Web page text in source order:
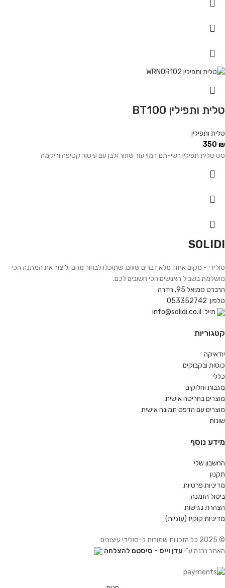
טלית ותפילין BT100
טלית ותפילין
350 ₪
סט טלית תפילין רשי-תם דמוי עור שחור ולבן עם עיטור קטיפה וריקמה
SOLIDI
סולידי - מקום אחד, מלא דברים שווים, שתוכלו לבחור מהם וליצור את המתנה הכי
מושלמת בשביל האנשים הכי חשובים לכם.
הרברט סמואל 95, חדרה
טלפון: 053352742
מייל: info@solidi.co.il
קטגוריות
יודאיקה
כוסות ובקבוקים
כללי
מגבות וחלוקים
מוצרים בחריטה אישית
מוצרים עם הדפס תמונה אישית
שונות
מידע נוסף
החשבון שלי
תקנון
מדיניות פרטיות
ביטול הזמנה
הצהרת נגישות
מדיניות קוקיז (עוגיות)
© 2025 כל הזכויות שמורות ל-סולידי עיצובים
האתר נבנה ע"י עדן וייס - סיסטם להצלחה